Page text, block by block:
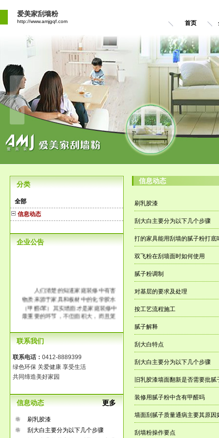
爱美家刮墙粉
http://www.amjgqf.com 首页
分类
全部
信息动态
企业公告
人们清楚的知道家庭装修中有害
物质来源于家具和板材中的化学胶水
（甲醛/苯）其实墙面才是家庭装修中
最重要的环节，不但面积大，而且笼
量的化学胶水，它的释放时间长达3-8
年，长时间在一个污染的环境中生
联系我们
联系电话： 0412-8889399
绿色环保 关爱健康 享受生活
共同缔造美好家园
更多
信息动态
刷乳胶漆
刮大白主要分为以下几个步骤
信息动态
刷乳胶漆
刮大白主要分为以下几个步骤
打的家具能用刮墙的腻子粉打底
双飞粉在刮墙面时如何使用
腻子粉调制
对基层的要求及处理
按工艺流程施工
腻子解释
刮大白特点
刮大白主要分为以下几个步骤
旧乳胶漆墙面翻新是否需要批腻
装修用腻子粉中含有甲醛吗
墙面刮腻子质量通病主要其原因
刮墙粉操作要点